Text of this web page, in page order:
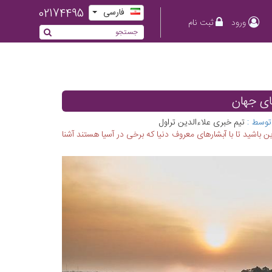
ورود ثبت نام
فارسی 02174495
جهان
: تیم خبری علاءالدین تراول
باشید تا با آبشارهای معروف دنیا که برخی در آسیا هستند آشنا